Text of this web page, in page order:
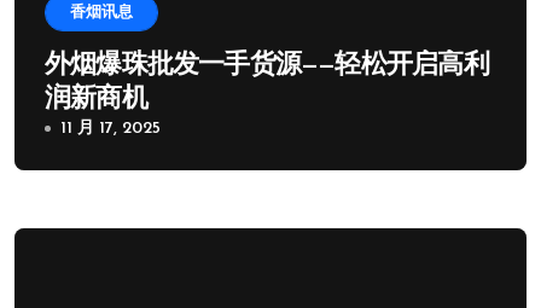
香烟讯息
外烟爆珠批发一手货源——轻松开启高利
润新商机
11 月 17, 2025